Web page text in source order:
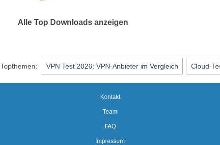
Alle Top Downloads anzeigen
Topthemen: VPN Test 2026: VPN-Anbieter im Vergleich Cloud-
Kontakt
Team
FAQ
Impressum